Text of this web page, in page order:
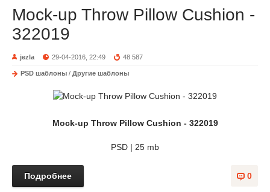
Mock-up Throw Pillow Cushion -
322019
jezla 29-04-2016, 22:49 48 587
PSD шаблоны / Другие шаблоны
Mock-up Throw Pillow Cushion - 322019
PSD | 25 mb
0
Подробнее